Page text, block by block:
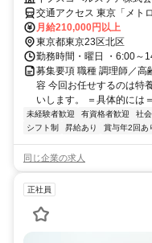
交通アクセス 東京「メト
月給210,000円以上
東京都東京23区北区
勤務時間・曜日 ・6:00～
募集要項 職種 調理師／高
容 今回お任せするのは特
いします。 ＝具体的には
未経験者歓迎 有資格者歓迎 社
シフト制
昇給あり 賞与年2回あ
同じ企業の求人
正社員